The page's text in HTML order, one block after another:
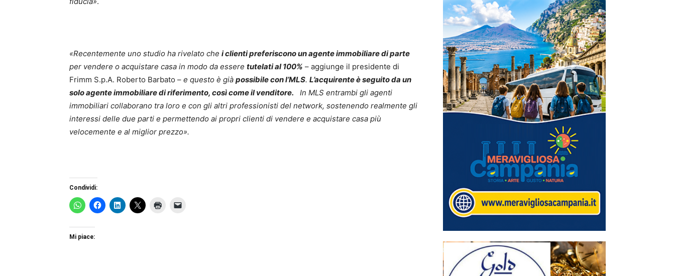
«Recentemente uno studio ha rivelato che i clienti preferiscono un agente immobiliare di parte
per vendere o acquistare casa in modo da essere tutelati al 100% – aggiunge il presidente di
Frimm S.p.A. Roberto Barbato – e questo è già possibile con l’MLS. L’acquirente è seguito da un
solo agente immobiliare di riferimento, così come il venditore. In MLS entrambi gli agenti
immobiliari collaborano tra loro e con gli altri professionisti del network, sostenendo realmente gli
interessi delle due parti e permettendo ai propri clienti di vendere e acquistare casa più
velocemente e al miglior prezzo».
Condividi:
Mi piace: